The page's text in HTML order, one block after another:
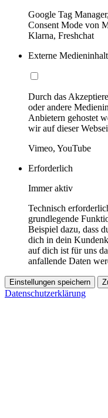
Google Tag
Consent Mode von
Klarna, Freshchat
Externe
Durch das
oder andere
Anbietern gehostet
wir auf dieser
Vimeo, YouTube
Erforderlich
Immer aktiv
Technisch
grundlegende
Beispiel dazu, dass
dich in dein
auf dich ist für uns
anfallende Daten
Einstellungen speichern
Datenschutzerklärung